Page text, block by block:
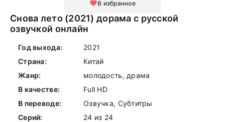
В избранное
Снова лето (2021) дорама с русской
озвучкой онлайн
Год выхода:
2021
Страна:
Китай
Жанр:
молодость, драма
В качестве:
Full HD
В переводе:
Озвучка, Субтитры
Серий:
24 из 24